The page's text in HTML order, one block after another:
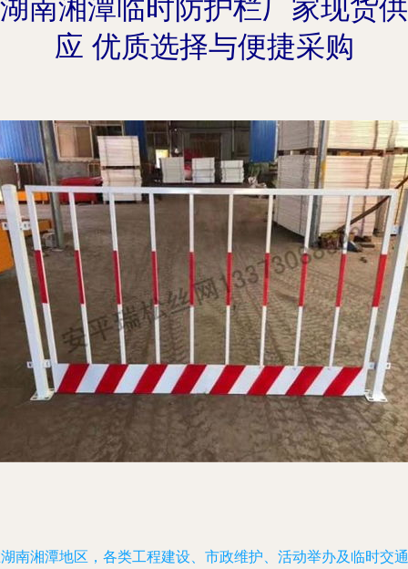
湖南湘潭临时防护栏厂家现货供
应 优质选择与便捷采购
南湘潭地区，各类工程建设、市政维护、活动举办及临时交通